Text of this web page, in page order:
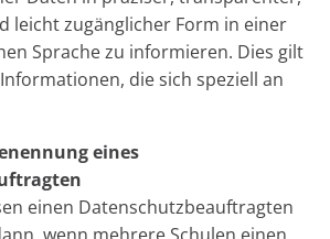
leicht zugänglicher Form in einer
Sprache zu informieren. Dies gilt
die sich speziell an
eines
einen Datenschutzbeauftragten
wenn mehrere Schulen einen